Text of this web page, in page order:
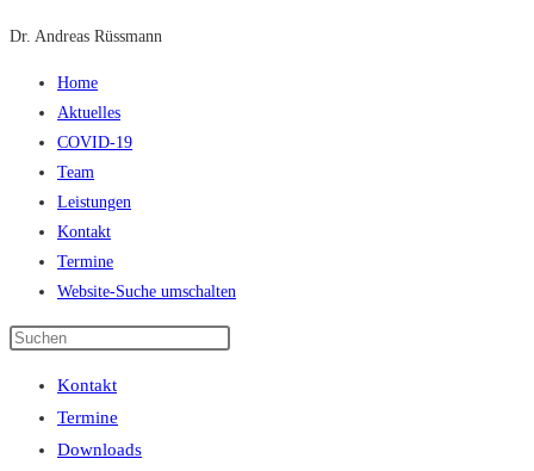
Dr. Andreas Rüssmann
Home
Aktuelles
COVID-19
Team
Leistungen
Kontakt
Termine
Website-Suche umschalten
Kontakt
Termine
Downloads